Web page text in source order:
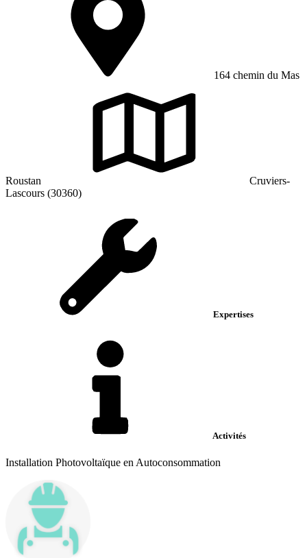
164 chemin du Mas
Roustan
Cruviers-
Lascours (30360)
Expertises
Activités
Installation Photovoltaïque en Autoconsommation